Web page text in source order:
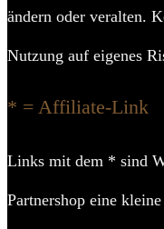
ändern oder veralten.
Nutzung auf eigenes
* = Affiliate-Link
Links mit dem * sind
Partnershop eine